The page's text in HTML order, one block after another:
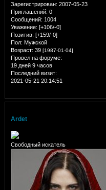
Зарегистрирован: 2007-05-23
Приглашений: 0
Сообщений: 1004
Уважение: [+106/-0]
Позитив: [+159/-0]
Пол: Мужской
Возраст: 39 [1987-01-04]
Провел на форуме:
19 дней 9 часов
Последний визит:
2021-05-21 20:14:51
Ardet
Свободный искатель